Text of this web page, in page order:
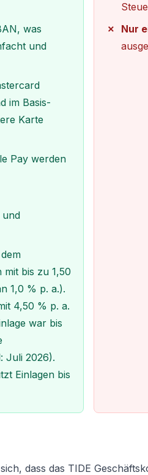
was
und
im Basis-
Karte
Pay werden
und
bis zu 1,50
1,0 % p. a.).
4,50 % p. a.
war bis
Juli 2026).
Einlagen bis
Nur
dass das TIDE